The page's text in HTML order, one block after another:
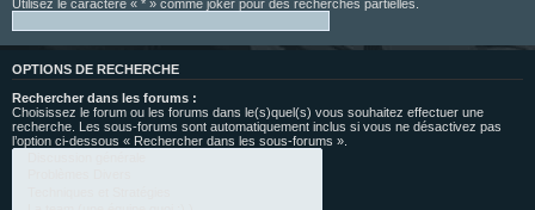
Utilisez le caractère « * » comme joker pour des recherches partielles.
OPTIONS DE RECHERCHE
Rechercher dans les forums :
Choisissez le forum ou les forums dans le(s)quel(s) vous souhaitez effectuer une
recherche. Les sous-forums sont automatiquement inclus si vous ne désactivez pas
l’option ci-dessous « Rechercher dans les sous-forums ».